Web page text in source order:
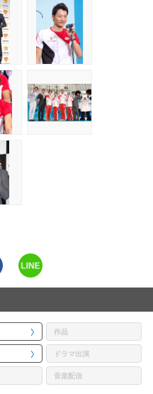
作品
ドラマ出演
音楽配信